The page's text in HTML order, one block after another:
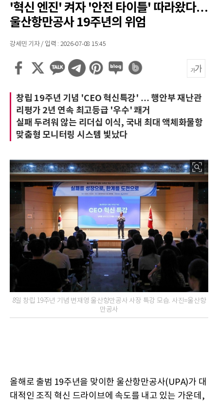
'혁신 엔진' 켜자 '안전 타이틀' 따라왔다…
울산항만공사 19주년의 위엄
강세민 기자 / 입력 : 2026-07-08 15:45
창립 19주년 기념 'CEO 혁신특강' … 행안부 재난관
리평가 2년 연속 최고등급 '우수' 쾌거
실패 두려워 않는 리더십 이식, 국내 최대 액체화물항
맞춤형 모니터링 시스템 빛났다
8일 창립 19주년 기념 변재영 울산항만공사 사장 특강 모습. 사진=울산항
만공사
올해로 출범 19주년을 맞이한 울산항만공사(UPA)가 대
대적인 조직 혁신 드라이브에 속도를 내고 있는 가운데,